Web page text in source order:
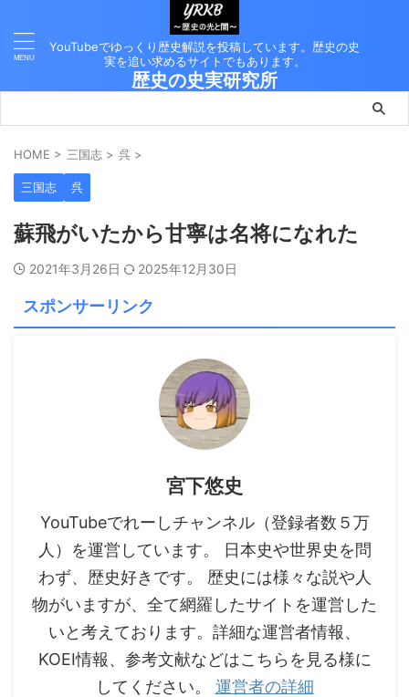
YouTubeでゆっくり歴史解説を投稿しています。歴史の史
実を追い求めるサイトでもあります。
歴史の史実研究所
HOME > 三国志 > 呉 >
三国志 呉
蘇飛がいたから甘寧は名将になれた
2021年3月26日 2025年12月30日
スポンサーリンク
宮下悠史
YouTubeでれーしチャンネル（登録者数５万
人）を運営しています。 日本史や世界史を問
わず、歴史好きです。 歴史には様々な説や人
物がいますが、全て網羅したサイトを運営した
いと考えております。詳細な運営者情報、
KOEI情報、参考文献などはこちらを見る様に
してください。 運営者の詳細